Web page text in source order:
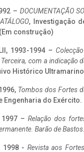
– DOCUMENTAÇÃO
, Investigação
construção)
1993-1994 –
com a indicação
Histórico
Tombos dos Fortes
Engenharia do Exército.
1997 – Relação dos
Barão de Bastos
1998 - Revista aos